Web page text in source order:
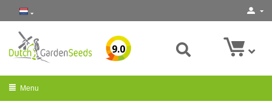
9.0
Menu